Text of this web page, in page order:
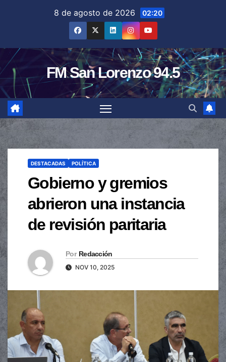
8 de agosto de 2026 02:20
FM San Lorenzo 94.5
DESTACADAS POLÍTICA
Gobierno y gremios
abrieron una instancia
de revisión paritaria
Por Redacción
NOV 10, 2025